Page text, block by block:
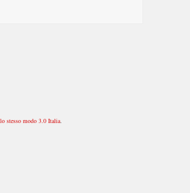
stesso modo 3.0 Italia.